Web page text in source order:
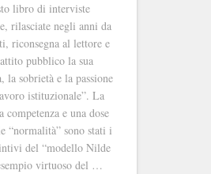
libro di interviste
rilasciate negli anni da
riconsegna al lettore e
pubblico la sua
la sobrietà e la passione
istituzionale”. La
competenza e una dose
“normalità” sono stati i
del “modello Nilde
virtuoso del …